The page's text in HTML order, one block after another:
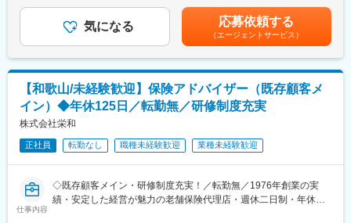
■評価制度
評価は「業績貢献評価」と「行動評価」に分かれています。
評価と報酬は連動しており、「業績貢献評価」は短期業績賞与、
「行動評価」は給与改定に反映されます。
賞与は年に3回あり、6月、12月賞与は固定ですが、3月の短期業
績賞与は全社業績と個人業績で変動します。
賞与の総支給月数は、およそ7.2～8.5か月となります。
在宅勤務からのリモート会議（担当代理店次第）やフレックス制
■キャリアの選択肢
・保険契約事務に関する各種業務
■最先端の営業支援システム
2023年12月に生成AIを活用した業務支援ツール「Aflac Assist」が
本格運用開始。文章要約や社内情報の収集、マニュアル検索など
幅広い業務で活用可能。本来の業務により時間をかけられる体制
を模索し続けています。
■1日の流れ
9時：朝礼、チーム内での事例共有など
12時：ランチ
13時：データ分析、提案資料の作成
です。※転居を伴う場合、別途転勤手当（4万円～6万円/月）と住
宅補助（例：6万円/月までの9割会社負担）の支給がございます。
賃金はあくまでも目安の金額であり、選考を通じて上下する可能
性があります。月給(月額)は固定手当を含めた表記です。
気になる 応募依頼する
（エージェントサービス）
【和歌山/未経験歓迎】保険アドバイザー（既存顧客メ
イン）◆年休125日／転勤無／研修制度充実
株式会社栄和
正社員 転勤なし 職種未経験歓迎 業種未経験歓迎
仕事内容
◇既存顧客メイン・研修制度充実！／転勤無／1976年創業の実
績・安定した経営が魅力の老舗保険代理店・週休二日制・年休